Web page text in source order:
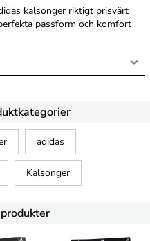
kalsonger riktigt prisvärt
passform och komfort
adidas
Kalsonger